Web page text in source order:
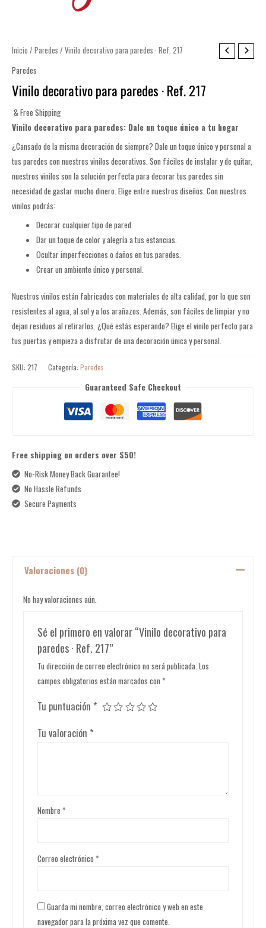
Inicio / Paredes / Vinilo decorativo para paredes · Ref. 217
Paredes
Vinilo decorativo para paredes · Ref. 217
& Free Shipping
Vinilo decorativo para paredes: Dale un toque único a tu hogar
¿Cansado de la misma decoración de siempre? Dale un toque único y personal a
tus paredes con nuestros vinilos decorativos. Son fáciles de instalar y de quitar,
nuestros vinilos son la solución perfecta para decorar tus paredes sin
necesidad de gastar mucho dinero. Elige entre nuestros diseños. Con nuestros
vinilos podrás:
Decorar cualquier tipo de pared.
Dar un toque de color y alegría a tus estancias.
Ocultar imperfecciones o daños en tus paredes.
Crear un ambiente único y personal.
Nuestros vinilos están fabricados con materiales de alta calidad, por lo que son
resistentes al agua, al sol y a los arañazos. Además, son fáciles de limpiar y no
dejan residuos al retirarlos. ¿Qué estás esperando? Elige el vinilo perfecto para
tus puertas y empieza a disfrutar de una decoración única y personal.
SKU: 217 Categoría: Paredes
Guaranteed Safe Checkout
Free shipping on orders over $50!
No-Risk Money Back Guarantee!
No Hassle Refunds
Secure Payments
Valoraciones (0)
No hay valoraciones aún.
Sé el primero en valorar “Vinilo decorativo para
paredes · Ref. 217”
Tu dirección de correo electrónico no será publicada. Los
campos obligatorios están marcados con *
Tu puntuación *
Tu valoración *
Nombre *
Correo electrónico *
Guarda mi nombre, correo electrónico y web en este
navegador para la próxima vez que comente.